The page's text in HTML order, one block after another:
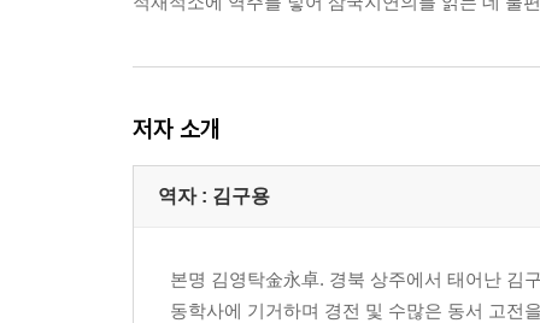
저자 소개
역자 : 김구용
본명 김영탁金永卓. 경북 상주에서 태어난 김
동학사에 기거하며 경전 및 수많은 동서 고전